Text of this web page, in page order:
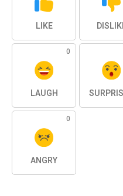
LIKE
0
LAUGH
0
ANGRY